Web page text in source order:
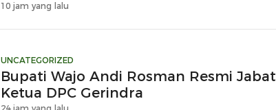
10 jam yang lalu
UNCATEGORIZED
Bupati Wajo Andi Rosman Resmi Jabat
Ketua DPC Gerindra